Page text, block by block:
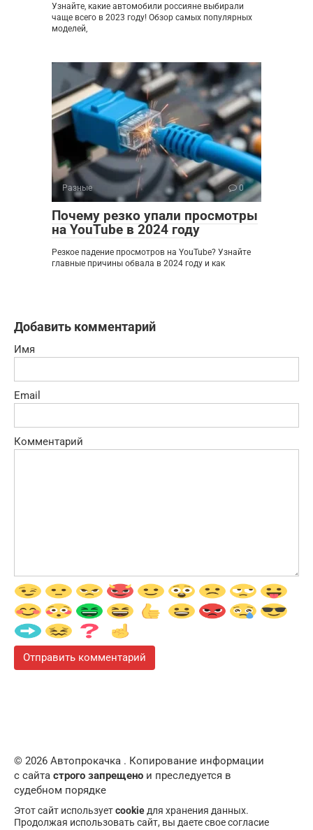
Узнайте, какие автомобили россияне выбирали
чаще всего в 2023 году! Обзор самых популярных
моделей,
Разные 0
Почему резко упали просмотры
на YouTube в 2024 году
Резкое падение просмотров на YouTube? Узнайте
главные причины обвала в 2024 году и как
Добавить комментарий
Имя
Email
Комментарий
© 2026 Автопрокачка . Копирование информации
с сайта строго запрещено и преследуется в
судебном порядке
Этот сайт используетcookieдля хранения данных.
Продолжая использовать сайт, вы даете свое согласие